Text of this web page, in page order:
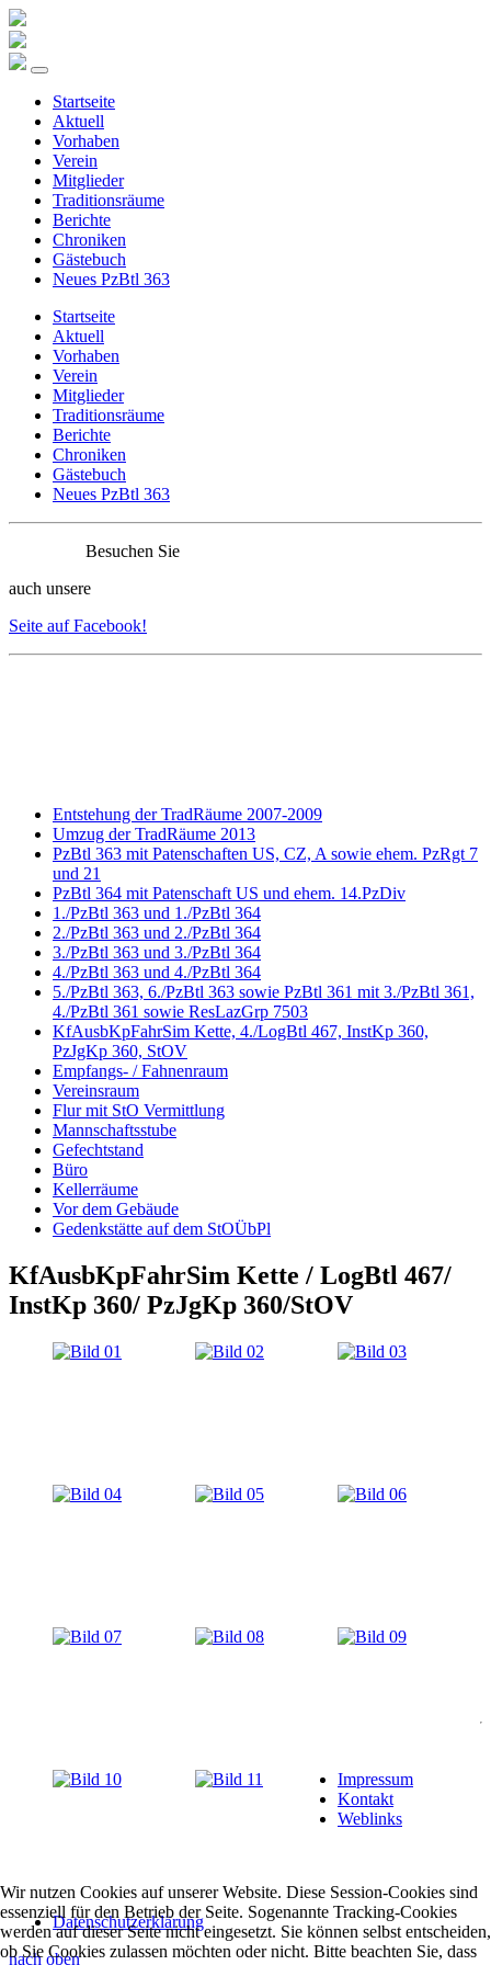
Startseite
Aktuell
Vorhaben
Verein
Mitglieder
Traditionsräume
Berichte
Chroniken
Gästebuch
Neues PzBtl 363
Startseite
Aktuell
Vorhaben
Verein
Mitglieder
Traditionsräume
Berichte
Chroniken
Gästebuch
Neues PzBtl 363
Besuchen Sie
auch unsere
Seite auf Facebook!
Entstehung der TradRäume 2007-2009
Umzug der TradRäume 2013
PzBtl 363 mit Patenschaften US, CZ, A sowie ehem. PzRgt 7
und 21
PzBtl 364 mit Patenschaft US und ehem. 14.PzDiv
1./PzBtl 363 und 1./PzBtl 364
2./PzBtl 363 und 2./PzBtl 364
3./PzBtl 363 und 3./PzBtl 364
4./PzBtl 363 und 4./PzBtl 364
5./PzBtl 363, 6./PzBtl 363 sowie PzBtl 361 mit 3./PzBtl 361,
4./PzBtl 361 sowie ResLazGrp 7503
KfAusbKpFahrSim Kette, 4./LogBtl 467, InstKp 360,
PzJgKp 360, StOV
Empfangs- / Fahnenraum
Vereinsraum
Flur mit StO Vermittlung
Mannschaftsstube
Gefechtstand
Büro
Kellerräume
Vor dem Gebäude
Gedenkstätte auf dem StOÜbPl
KfAusbKpFahrSim Kette / LogBtl 467/
InstKp 360/ PzJgKp 360/StOV
Impressum
Kontakt
Weblinks
Datenschutzerklärung
nach oben
Wir nutzen Cookies auf unserer Website. Diese Session-Cookies sind
essenziell für den Betrieb der Seite. Sogenannte Tracking-Cookies
werden auf dieser Seite nicht eingesetzt. Sie können selbst entscheiden,
ob Sie Cookies zulassen möchten oder nicht. Bitte beachten Sie, dass